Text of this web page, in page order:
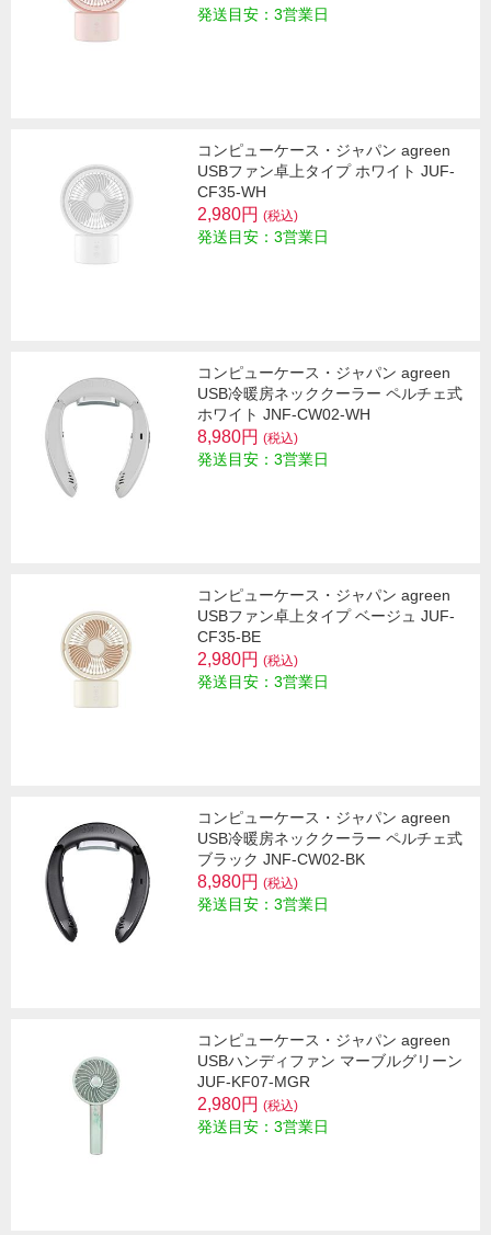
発送目安：3営業日
コンピューケース・ジャパン agreen
USBファン卓上タイプ ホワイト JUF-
CF35-WH
2,980円 (税込)
発送目安：3営業日
コンピューケース・ジャパン agreen
USB冷暖房ネッククーラー ペルチェ式
ホワイト JNF-CW02-WH
8,980円 (税込)
発送目安：3営業日
コンピューケース・ジャパン agreen
USBファン卓上タイプ ベージュ JUF-
CF35-BE
2,980円 (税込)
発送目安：3営業日
コンピューケース・ジャパン agreen
USB冷暖房ネッククーラー ペルチェ式
ブラック JNF-CW02-BK
8,980円 (税込)
発送目安：3営業日
コンピューケース・ジャパン agreen
USBハンディファン マーブルグリーン
JUF-KF07-MGR
2,980円 (税込)
発送目安：3営業日